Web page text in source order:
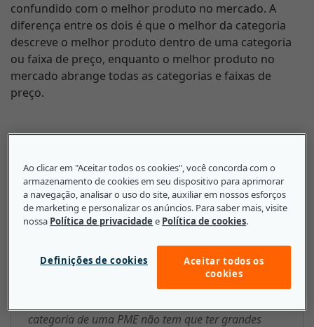
confundido com o melhor produto no mercado. A
diferença entre os dois é que o melhor da categoria
descreve o melhor produto dentro de uma categoria
ou faixa de preço, enquanto o melhor produto no
mercado abrange todas as categorias e faixas de
preço.
O que as pequenas e médias
empresas precisam saber sobre
O melhor da categoria
entregar o melhor hardware ou software da
categoria sem a necessidade de igualar-se ao
desempenho do melhor produto de uma grande
categoria de uma PME não tem que ter grandes
Ao clicar em "Aceitar todos os cookies", você concorda com o
armazenamento de cookies em seu dispositivo para aprimorar
a navegação, analisar o uso do site, auxiliar em nossos esforços
de marketing e personalizar os anúncios. Para saber mais, visite
nossa Política de privacidade e Política de cookies.
Definições de cookies
Aceitar todos os
cookies